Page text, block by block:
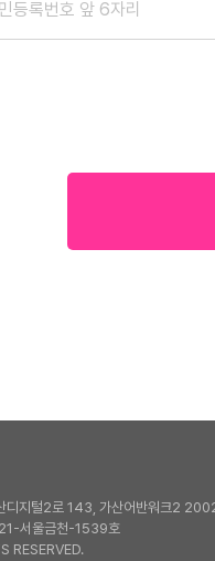
디지털2로 143, 가산어반워크2
서울금천-1539호
RESERVED.